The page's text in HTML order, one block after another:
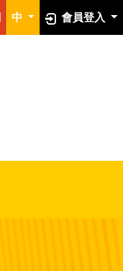
中 會員登入